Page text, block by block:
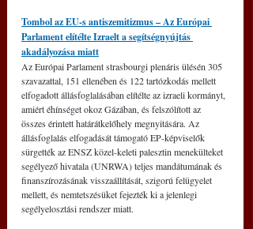
Tombol az EU-s antiszemitizmus – Az Európai
Parlament elítélte Izraelt a segítségnyújtás
akadályozása miatt
Az Európai Parlament strasbourgi plenáris ülésén 305
szavazattal, 151 ellenében és 122 tartózkodás mellett
elfogadott állásfoglalásában elítélte az izraeli kormányt,
amiért éhínséget okoz Gázában, és felszólított az
összes érintett határátkelőhely megnyitására. Az
állásfoglalás elfogadását támogató EP-képviselők
sürgették az ENSZ közel-keleti palesztin menekülteket
segélyező hivatala (UNRWA) teljes mandátumának és
finanszírozásának visszaállítását, szigorú felügyelet
mellett, és nemtetszésüket fejezték ki a jelenlegi
segélyelosztási rendszer miatt.